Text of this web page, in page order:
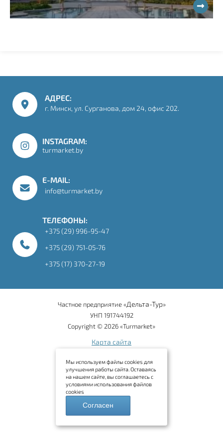
АДРЕС:
г. Минск, ул. Сурганова, дом 24, офис 202.
INSTAGRAM:
turmarket.by
E-MAIL:
info@turmarket.by
ТЕЛЕФОНЫ:
+375 (29) 996-95-47
+375 (29) 751-05-76
+375 (17) 370-27-19
Частное предприятие «Дельта-Тур»
УНП 191744192
Copyright © 2026 «Turmarket»
Карта сайта
Политика в отношении
обработки персональных данных
Мы используем файлы cookies для
улучшения работы сайта. Оставаясь
на нашем сайте, вы соглашаетесь с
условиями использования файлов
cookies
Согласен